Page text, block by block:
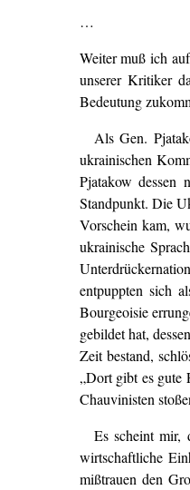
…
Weiter muß ich
unserer Kritiker
Bedeutung
Als Gen.
ukrainischen
Pjatakow dessen
Standpunkt. Die
Vorschein kam,
ukrainische
entpuppten sich
Bourgeoisie
gebildet hat,
Zeit bestand,
„Dort gibt es gute
Chauvinisten
Es scheint mir,
wirtschaftliche
mißtrauen den